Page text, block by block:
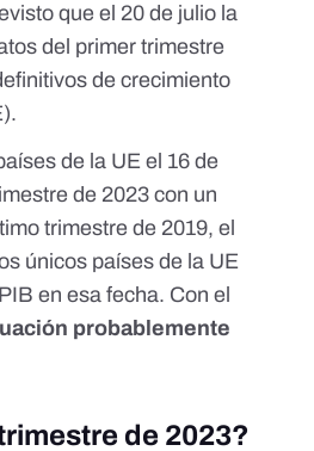
que el 20 de julio la
del primer trimestre
de crecimiento
de la UEel 16 de
de 2023 con un
trimestre de 2019, el
únicos países de la UE
en esa fecha. Con el
probablemente
de 2023?